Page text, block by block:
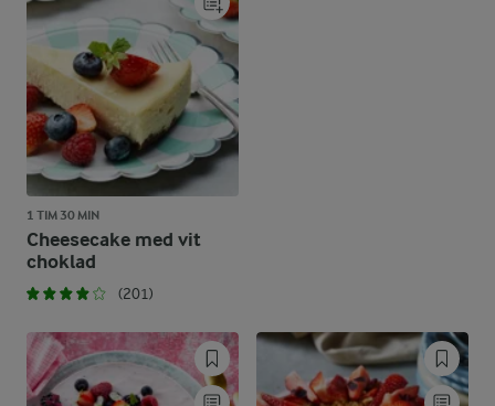
1 TIM 30 MIN
Cheesecake med vit
choklad
(201)